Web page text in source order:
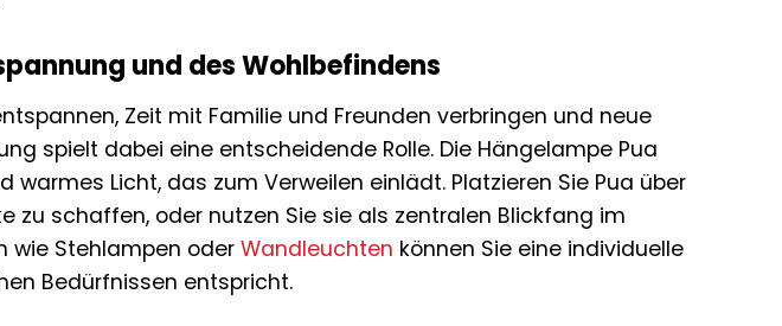
und des Wohlbefindens
Zeit mit Familie und Freunden verbringen und neue
spielt dabei eine entscheidende Rolle. Die Hängelampe Pua
Licht, das zum Verweilen einlädt. Platzieren Sie Pua über
zu schaffen, oder nutzen Sie sie als zentralen Blickfang im
wie Stehlampen oderWandleuchten können Sie eine individuelle
Bedürfnissen entspricht.